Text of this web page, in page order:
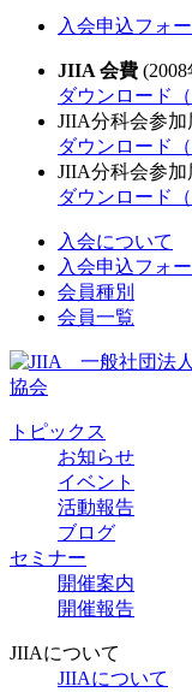
⼊会申込フォ
JIIA 会費
ダウンロード（
JIIA分科会参
ダウンロード（
JIIA分科会参
ダウンロード
入会について
⼊会申込フォ
会員種別
会員一覧
トピックス
お知らせ
イベント
活動報告
ブログ
セミナー
開催案内
開催報告
JIIAについて
JIIAについて